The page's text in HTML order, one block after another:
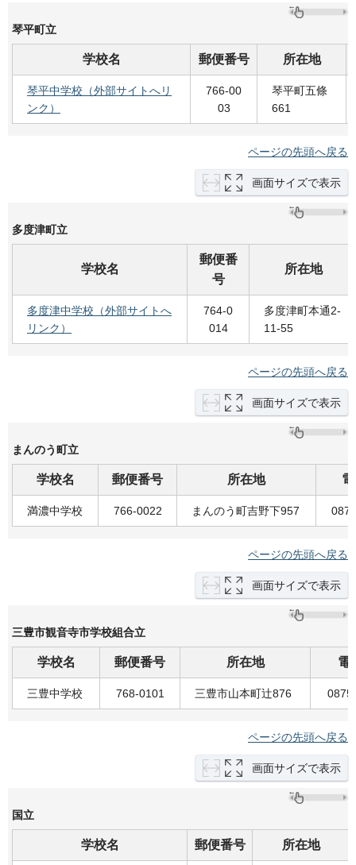
琴平町立
学校名 郵便番号 所在地
琴平中学校（外部サイトへリ
ンク）
766-00
03
琴平町五條
661
ページの先頭へ戻る
画面サイズで表示
多度津町立
学校名
郵便番
号
所在地
多度津中学校（外部サイトへ
リンク）
764-0
014
多度津町本通2-
11-55
ページの先頭へ戻る
画面サイズで表示
まんのう町立
学校名 郵便番号 所在地
満濃中学校 766-0022 まんのう町吉野下957
ページの先頭へ戻る
画面サイズで表示
三豊市観音寺市学校組合立
学校名 郵便番号 所在地 電
三豊中学校 768-0101 三豊市山本町辻876
ページの先頭へ戻る
画面サイズで表示
国立
学校名 郵便番号 所在地